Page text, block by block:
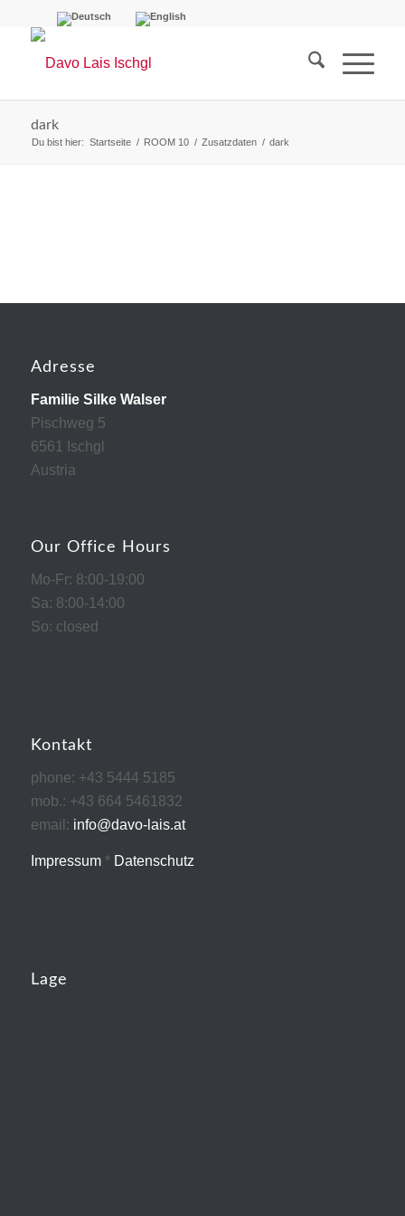
dark
Du bist hier: Startseite / ROOM 10 / Zusatzdaten / dark
Adresse
Familie Silke Walser
Pischweg 5
6561 Ischgl
Austria
Our Office Hours
Mo-Fr: 8:00-19:00
Sa: 8:00-14:00
So: closed
Kontakt
phone: +43 5444 5185
mob.: +43 664 5461832
email: info@davo-lais.at
Impressum* Datenschutz
Lage